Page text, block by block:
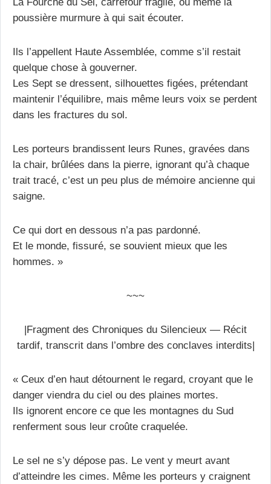
poussière murmure à qui sait écouter.
Ils l’appellent Haute Assemblée, comme s’il restait
quelque chose à gouverner.
Les Sept se dressent, silhouettes figées, prétendant
maintenir l’équilibre, mais même leurs voix se perdent
dans les fractures du sol.
Les porteurs brandissent leurs Runes, gravées dans
la chair, brûlées dans la pierre, ignorant qu’à chaque
trait tracé, c’est un peu plus de mémoire ancienne qui
saigne.
Ce qui dort en dessous n’a pas pardonné.
Et le monde, fissuré, se souvient mieux que les
hommes. »
~~~
|Fragment des Chroniques du Silencieux — Récit
tardif, transcrit dans l’ombre des conclaves interdits|
« Ceux d’en haut détournent le regard, croyant que le
danger viendra du ciel ou des plaines mortes.
Ils ignorent encore ce que les montagnes du Sud
renferment sous leur croûte craquelée.
Le sel ne s’y dépose pas. Le vent y meurt avant
d’atteindre les cimes. Même les porteurs y craignent